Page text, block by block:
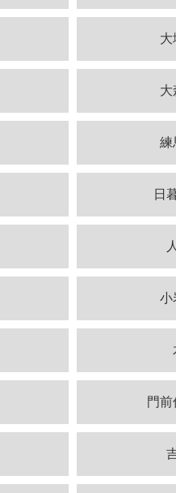
大
大
練
日
小
門